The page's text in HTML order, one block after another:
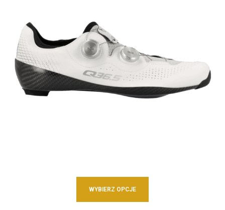
WYBIERZ OPCJE